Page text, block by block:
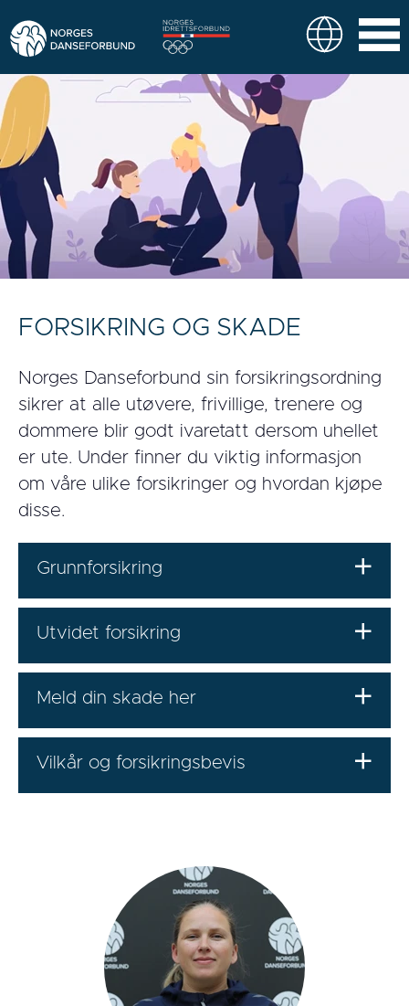
FORSIKRING OG SKADE
Norges Danseforbund sin forsikringsordning
sikrer at alle utøvere, frivillige, trenere og
dommere blir godt ivaretatt dersom uhellet
er ute. Under finner du viktig informasjon
om våre ulike forsikringer og hvordan kjøpe
disse.
Grunnforsikring
Utvidet forsikring
Meld din skade her
Vilkår og forsikringsbevis